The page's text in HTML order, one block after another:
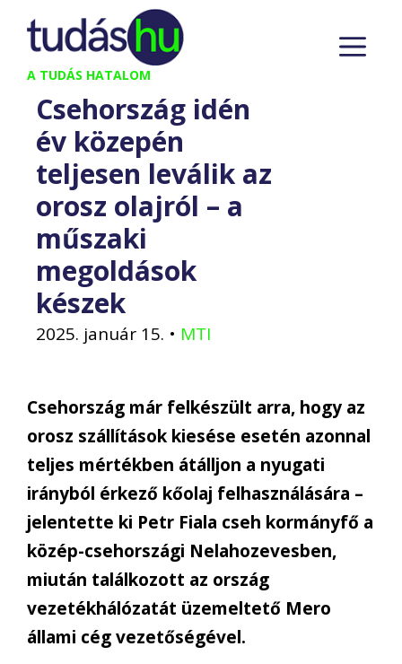
Kilépés
tartalomba
A TUDÁS HATALOM
Csehország idén
év közepén
teljesen leválik az
orosz olajról – a
műszaki
megoldások
készek
2025. január 15. • MTI
Csehország már felkészült arra, hogy az
orosz szállítások kiesése esetén azonnal
teljes mértékben átálljon a nyugati
irányból érkező kőolaj felhasználására –
jelentette ki Petr Fiala cseh kormányfő a
közép-csehországi Nelahozevesben,
miután találkozott az ország
vezetékhálózatát üzemeltető Mero
állami cég vezetőségével.